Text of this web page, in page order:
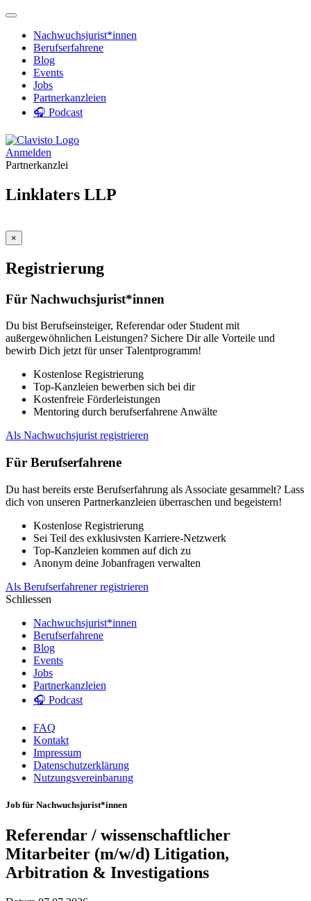
Nachwuchsjurist*innen
Berufserfahrene
Blog
Events
Jobs
Partnerkanzleien
🎧 Podcast
Anmelden
Partnerkanzlei
Linklaters LLP
×
Registrierung
Für Nachwuchsjurist*innen
Du bist Berufseinsteiger, Referendar oder Student mit
außergewöhnlichen Leistungen? Sichere Dir alle Vorteile und
bewirb Dich jetzt für unser Talentprogramm!
Kostenlose Registrierung
Top-Kanzleien bewerben sich bei dir
Kostenfreie Förderleistungen
Mentoring durch berufserfahrene Anwälte
Als Nachwuchsjurist registrieren
Für Berufserfahrene
Du hast bereits erste Berufserfahrung als Associate gesammelt? Lass
dich von unseren Partnerkanzleien überraschen und begeistern!
Kostenlose Registrierung
Sei Teil des exklusivsten Karriere-Netzwerk
Top-Kanzleien kommen auf dich zu
Anonym deine Jobanfragen verwalten
Als Berufserfahrener registrieren
Schliessen
Nachwuchsjurist*innen
Berufserfahrene
Blog
Events
Jobs
Partnerkanzleien
🎧 Podcast
FAQ
Kontakt
Impressum
Datenschutzerklärung
Nutzungsvereinbarung
Job für Nachwuchsjurist*innen
Referendar / wissenschaftlicher
Mitarbeiter (m/w/d) Litigation,
Arbitration & Investigations